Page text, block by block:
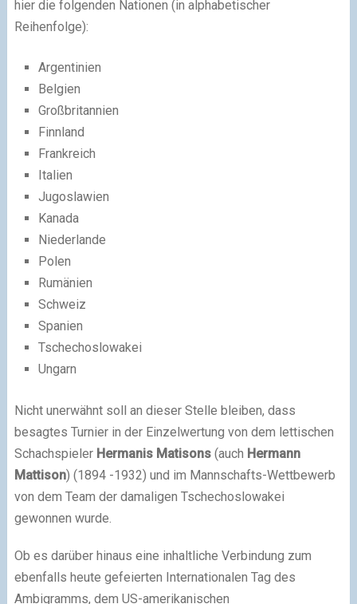
hier die folgenden Nationen (in alphabetischer
Reihenfolge):
Argentinien
Belgien
Großbritannien
Finnland
Frankreich
Italien
Jugoslawien
Kanada
Niederlande
Polen
Rumänien
Schweiz
Spanien
Tschechoslowakei
Ungarn
Nicht unerwähnt soll an dieser Stelle bleiben, dass
besagtes Turnier in der Einzelwertung von dem lettischen
Schachspieler Hermanis Matisons(auch Hermann
Mattison) (1894 -1932) und im Mannschafts-Wettbewerb
von dem Team der damaligen Tschechoslowakei
gewonnen wurde.
Ob es darüber hinaus eine inhaltliche Verbindung zum
ebenfalls heute gefeierten Internationalen Tag des
Ambigramms, dem US-amerikanischen